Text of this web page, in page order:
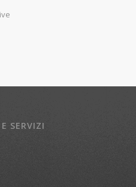
SERVIZI